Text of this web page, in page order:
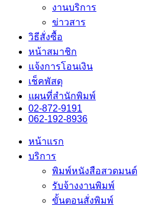
งานบริการ
ข่าวสาร
วิธีสั่งซื้อ
หน้าสมาชิก
แจ้งการโอนเงิน
เช็คพัสดุ
แผนที่สำนักพิมพ์
02-872-9191
062-192-8936
หน้าแรก
บริการ
พิมพ์หนังสือสวดมนต์
รับจ้างงานพิมพ์
ขั้นตอนสั่งพิมพ์